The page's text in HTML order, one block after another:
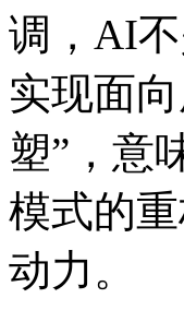
调，AI
实现面
塑”，
模式的重
动力。